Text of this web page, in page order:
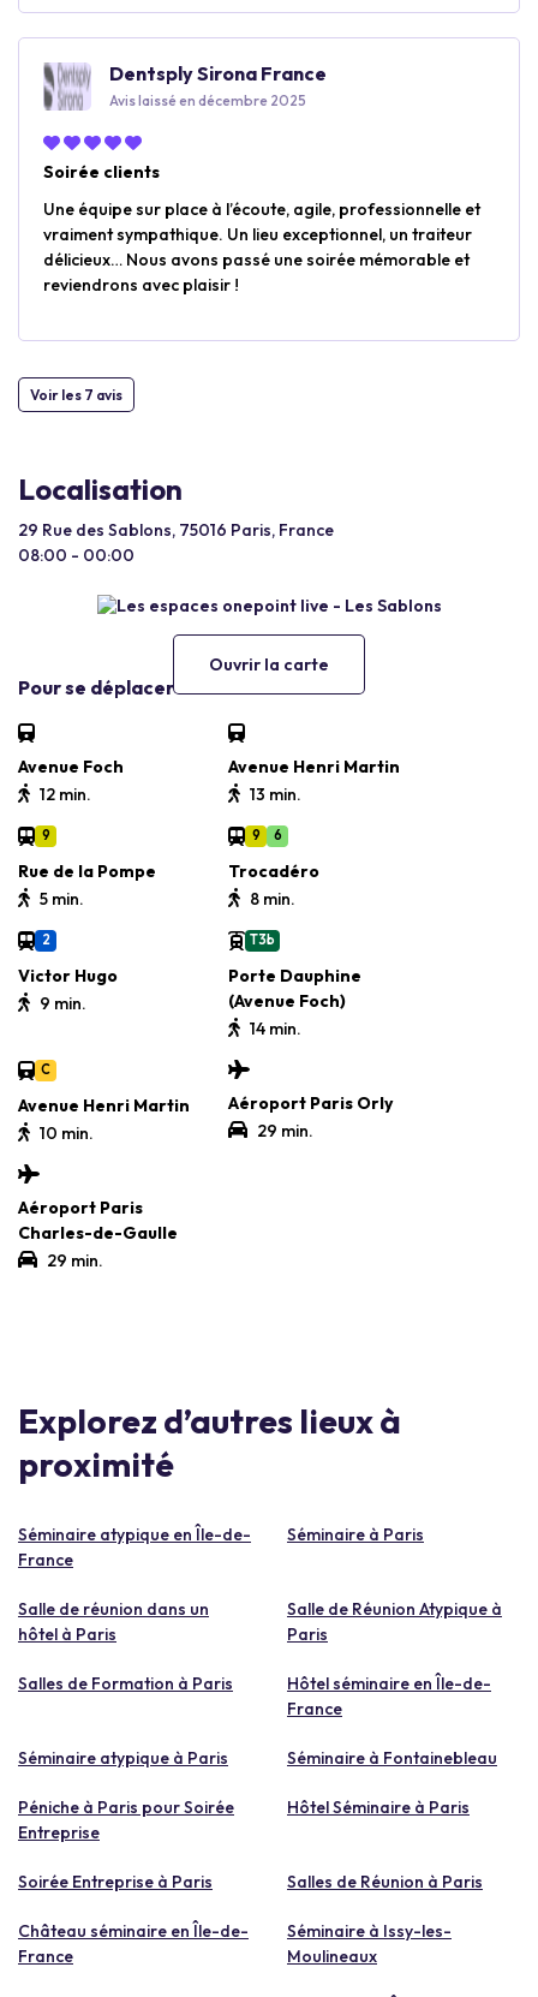
Dentsply Sirona France
Avis laissé en décembre 2025
Soirée clients
Une équipe sur place à l’écoute, agile, professionnelle et
vraiment sympathique. Un lieu exceptionnel, un traiteur
délicieux… Nous avons passé une soirée mémorable et
reviendrons avec plaisir !
Voir les 7 avis
Localisation
29 Rue des Sablons, 75016 Paris, France
08:00 - 00:00
Ouvrir la carte
Pour se déplacer
Avenue Foch
12 min.
Avenue Henri Martin
13 min.
9
Rue de la Pompe
5 min.
9 6
Trocadéro
8 min.
2
Victor Hugo
9 min.
T3b
Porte Dauphine
(Avenue Foch)
14 min.
C
Avenue Henri Martin
10 min.
Aéroport Paris Orly
29 min.
Aéroport Paris
Charles-de-Gaulle
29 min.
Explorez d’autres lieux à
proximité
Séminaire atypique en Île-de-
France
Séminaire à Paris
Salle de réunion dans un
hôtel à Paris
Salle de Réunion Atypique à
Paris
Salles de Formation à Paris
Hôtel séminaire en Île-de-
France
Séminaire atypique à Paris Séminaire à Fontainebleau
Péniche à Paris pour Soirée
Entreprise
Hôtel Séminaire à Paris
Soirée Entreprise à Paris Salles de Réunion à Paris
Château séminaire en Île-de-
France
Séminaire à Issy-les-
Moulineaux